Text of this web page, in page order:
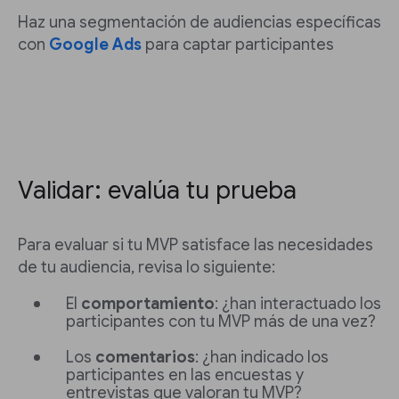
Haz una segmentación de audiencias específicas
con Google Ads para captar participantes
Validar: evalúa tu prueba
Para evaluar si tu MVP satisface las necesidades
de tu audiencia, revisa lo siguiente:
El comportamiento: ¿han interactuado los
participantes con tu MVP más de una vez?
Los comentarios: ¿han indicado los
participantes en las encuestas y
entrevistas que valoran tu MVP?